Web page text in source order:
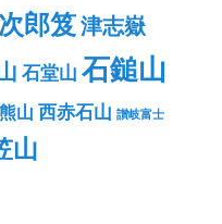
次郎笈津志嶽
石堂山 石鎚山
山 西赤石山 讃岐富士
山